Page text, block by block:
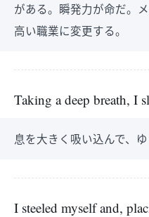
がある。瞬発力が命だ。
高い職業に変更する。
Taking a deep breath, I
息を大きく吸い込んで、ゆ
I steeled myself and,